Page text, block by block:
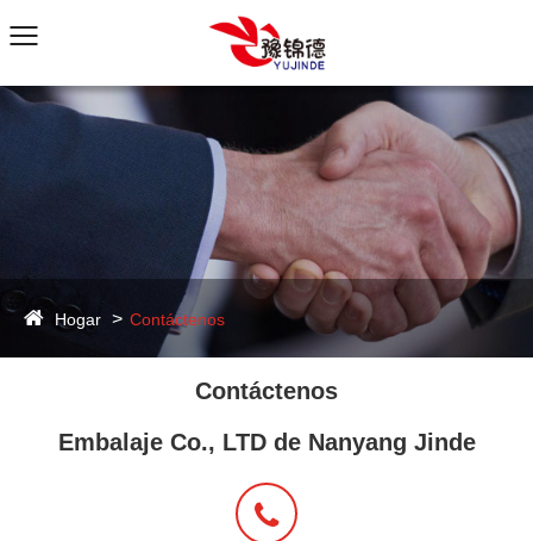
Hogar Contáctenos
Contáctenos
Embalaje Co., LTD de Nanyang Jinde